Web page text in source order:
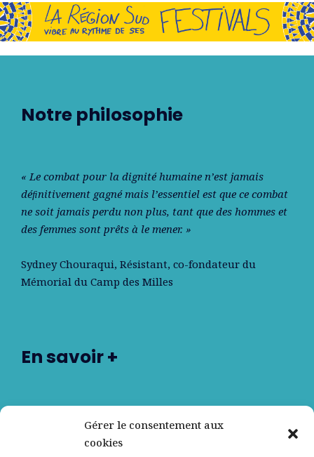
Gérer le consentement aux
cookies
Notre philosophie
« Le combat pour la dignité humaine n’est jamais
déﬁnitivement gagné mais l’essentiel est que ce combat
ne soit jamais perdu non plus, tant que des hommes et
des femmes sont prêts à le mener. »
Sydney Chouraqui, Résistant, co-fondateur du
Mémorial du Camp des Milles
En savoir +